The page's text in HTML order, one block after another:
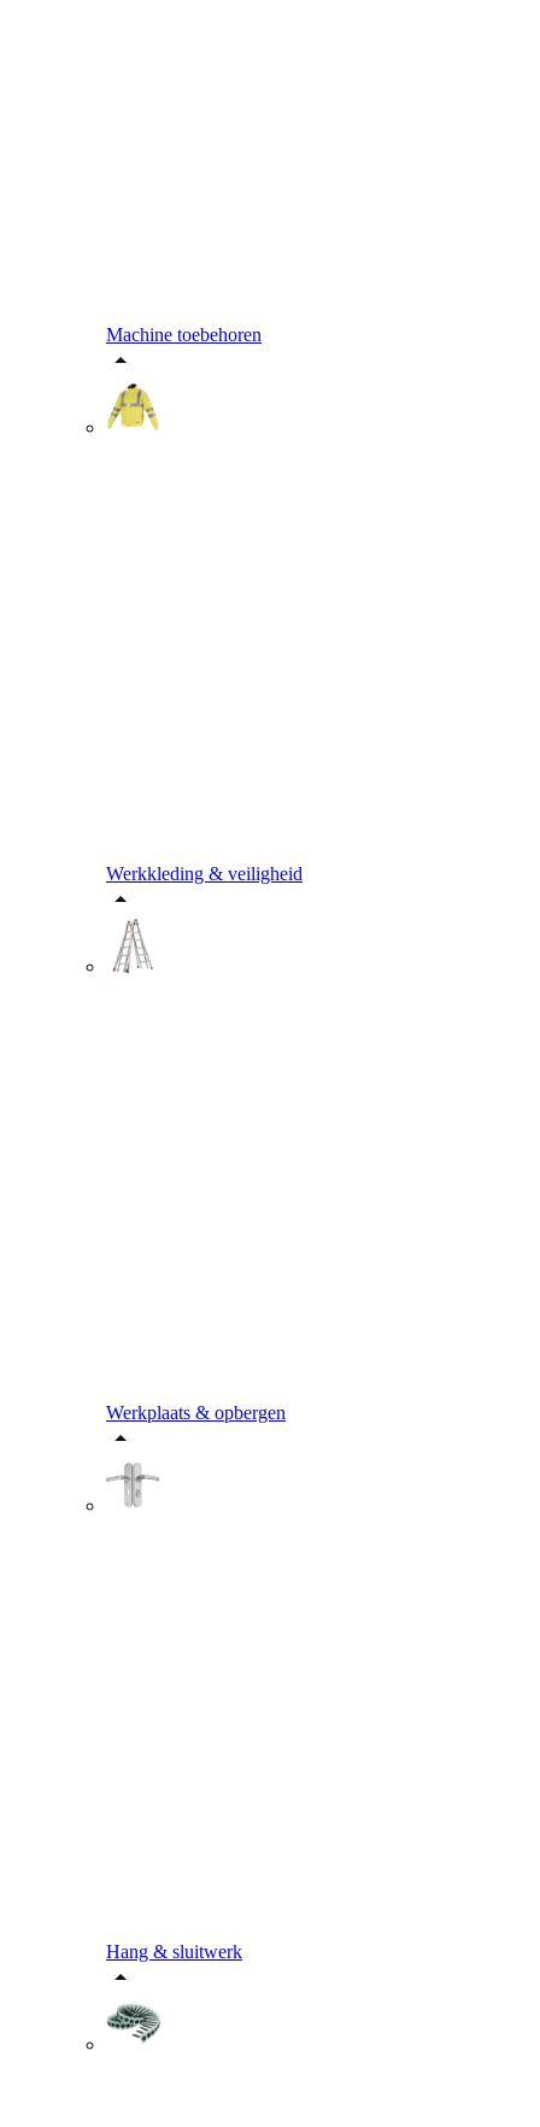
Machine toebehoren
Werkkleding & veiligheid
Werkplaats & opbergen
Hang & sluitwerk